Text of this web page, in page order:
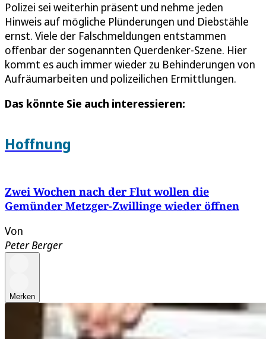
Polizei sei weiterhin präsent und nehme jeden
Hinweis auf mögliche Plünderungen und Diebstähle
ernst. Viele der Falschmeldungen entstammen
offenbar der sogenannten Querdenker-Szene. Hier
kommt es auch immer wieder zu Behinderungen von
Aufräumarbeiten und polizeilichen Ermittlungen.
Das könnte Sie auch interessieren:
Hoffnung
Zwei Wochen nach der Flut wollen die
Gemünder Metzger-Zwillinge wieder öffnen
Von
Peter Berger
Merken